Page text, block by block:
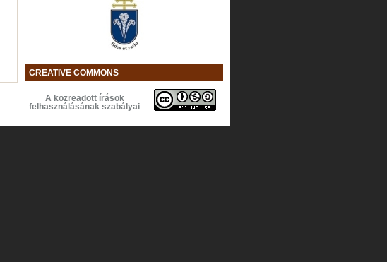
CREATIVE COMMONS
A közreadott írások
felhasználásának szabályai